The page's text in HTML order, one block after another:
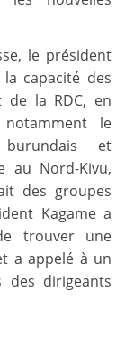
le président
capacité des
de la RDC, en
le
et
au Nord-Kivu,
des groupes
Kagame a
trouver une
a appelé à un
dirigeants